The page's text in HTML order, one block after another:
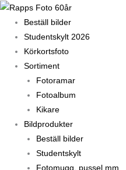
Hoppa
innehåll
Beställ bilder
Studentskylt 2026
Körkortsfoto
Sortiment
Fotoramar
Fotoalbum
Kikare
Bildprodukter
Beställ bilder
Studentskylt
Fotomugg, pussel mm